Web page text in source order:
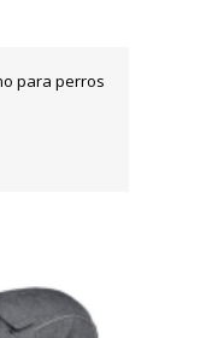
para perros